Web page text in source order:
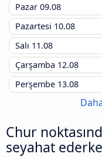
Pazar 09.08
Pazartesi 10.08
Salı 11.08
Çarşamba 12.08
Perşembe 13.08
Chur
seyahat